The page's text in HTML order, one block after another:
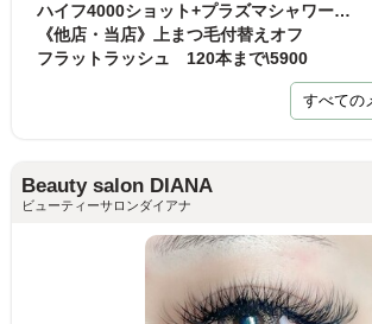
ハイフ4000ショット+プラズマシャワー★ヒト幹細胞培…
《他店・当店》上まつ毛付替えオフ
フラットラッシュ 120本まで\5900
すべての
Beauty salon DIANA
ビューティーサロンダイアナ